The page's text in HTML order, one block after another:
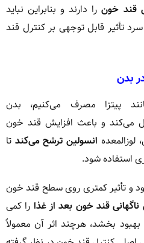
قند خونرا دارند و بنابراین نباید
تأثیر قابل توجهی بر کنترل قند
بدن
پیتزا مصرف می‌کنیم، بدن
می‌کند و باعث افزایش قند خون
انسولین ترشح می‌کند تا
استفاده شود.
و تأثیر کمتری روی سطح قند خون
ناگهانی قند خون بعد از غذا را کمی
بخشد، هرچند اثر آن معمولاً